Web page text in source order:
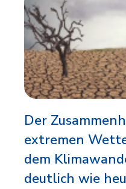
Der
extremen
dem
deutlich wie